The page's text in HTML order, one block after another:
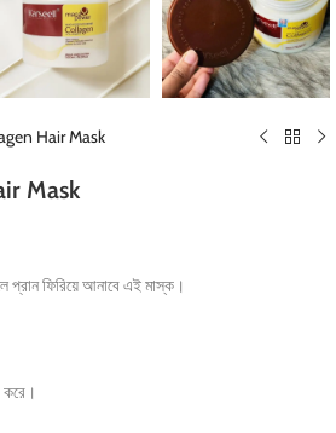
Hair Mask
Mask
প্রান ফিরিয়ে আনাবে এই মাস্ক।
করে।